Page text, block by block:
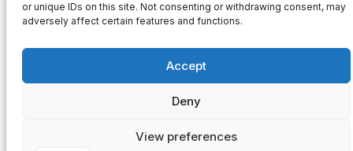
or unique IDs on this site. Not consenting or withdrawing consent, may
adversely affect certain features and functions.
Accept
Deny
View preferences
Imprint
Privacy Policy